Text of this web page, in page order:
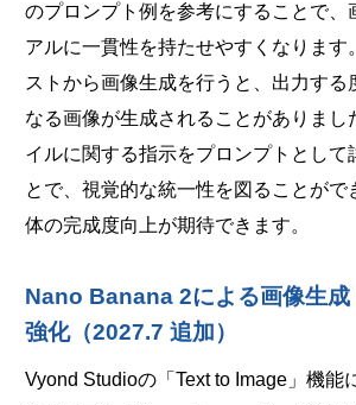
のプロンプト例を参考にすることで、
アルに一貫性を持たせやすくなります
ストから画像生成を行うと、出力する
なる画像が生成されることがありまし
イルに関する指示をプロンプトとして
とで、視覚的な統一性を図ることがで
体の完成度向上が期待できます。
Nano Banana 2による画像生成
強化（2027.7 追加）
Vyond Studioの「Text to Image」機能